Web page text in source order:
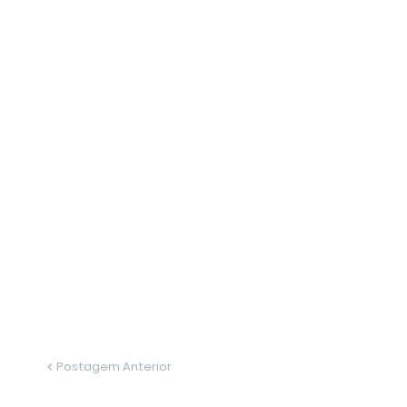
Postagem Anterior